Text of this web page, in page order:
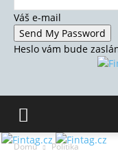
Váš e-mail
Heslo vám bude
Domů Politika